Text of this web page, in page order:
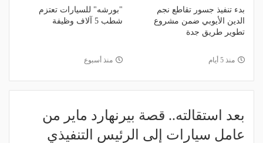
بدء تنفيذ جسور تقاطع نجم
الدين الأيوبي ضمن مشروع
تطوير طريق جدة
منذ 5 أيام
"بورشه" للسيارات تعتزم
شطب 5 آلاف وظيفة
منذ أسبوع
بعد استقالته.. قصة بيرنهارد ماير من
عامل سيارات إلى الرئيس التنفيذي